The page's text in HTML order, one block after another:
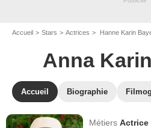
Accueil Stars Actrices Hanne Karin
Anna
Accueil Biographie
MétiersActrice